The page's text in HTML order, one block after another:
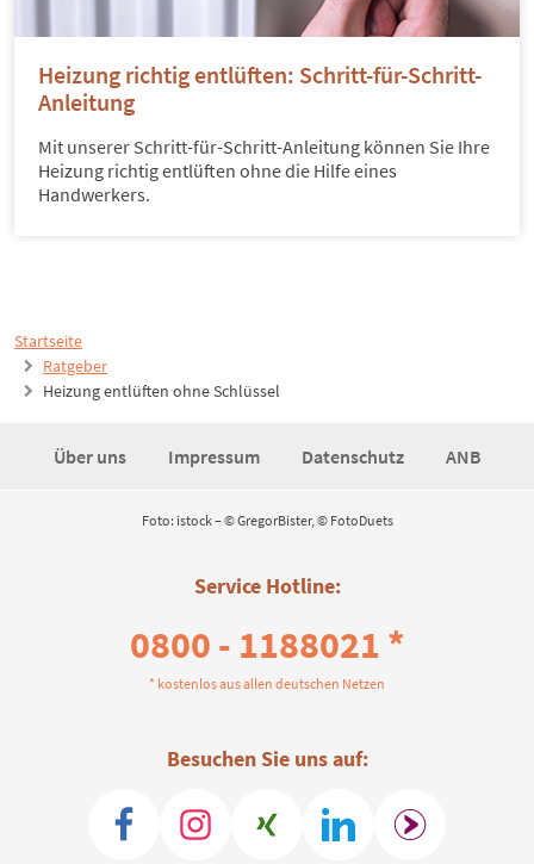
Startseite
Ratgeber
Heizung entlüften ohne Schlüssel
Heizung richtig entlüften: Schritt-für-Schritt-
Anleitung
Mit unserer Schritt-für-Schritt-Anleitung können Sie Ihre
Heizung richtig entlüften ohne die Hilfe eines
Handwerkers.
Über uns Impressum Datenschutz ANB
Foto: istock – © GregorBister, © FotoDuets
Service Hotline:
0800 - 1188021 *
* kostenlos aus allen deutschen Netzen
Besuchen Sie uns auf: